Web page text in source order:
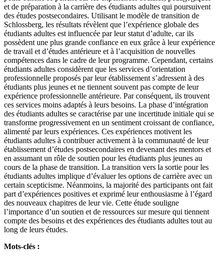
et de préparation à la carrière des étudiants adultes qui poursuivent
des études postsecondaires. Utilisant le modèle de transition de
Schlossberg, les résultats révèlent que l’expérience globale des
étudiants adultes est influencée par leur statut d’adulte, car ils
possèdent une plus grande confiance en eux grâce à leur expérience
de travail et d’études antérieure et à l’acquisition de nouvelles
compétences dans le cadre de leur programme. Cependant, certains
étudiants adultes considèrent que les services d’orientation
professionnelle proposés par leur établissement s’adressent à des
étudiants plus jeunes et ne tiennent souvent pas compte de leur
expérience professionnelle antérieure. Par conséquent, ils trouvent
ces services moins adaptés à leurs besoins. La phase d’intégration
des étudiants adultes se caractérise par une incertitude initiale qui se
transforme progressivement en un sentiment croissant de confiance,
alimenté par leurs expériences. Ces expériences motivent les
étudiants adultes à contribuer activement à la communauté de leur
établissement d’études postsecondaires en devenant des mentors et
en assumant un rôle de soutien pour les étudiants plus jeunes au
cours de la phase de transition. La transition vers la sortie pour les
étudiants adultes implique d’évaluer les options de carrière avec un
certain scepticisme. Néanmoins, la majorité des participants ont fait
part d’expériences positives et exprimé leur enthousiasme à l’égard
des nouveaux chapitres de leur vie. Cette étude souligne
l’importance d’un soutien et de ressources sur mesure qui tiennent
compte des besoins et des expériences des étudiants adultes tout au
long de leurs études.
Mots-clés :